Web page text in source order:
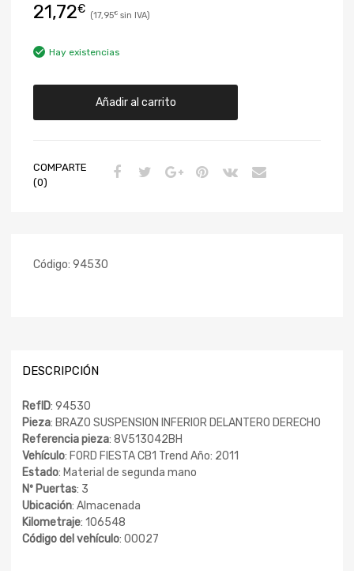
21,72€ 17,95€
Hay existencias
Añadir al carrito
COMPARTE
(0)
Código: 94530
DESCRIPCIÓN
RefID: 94530
Pieza: BRAZO SUSPENSION INFERIOR DELANTERO DERECHO
Referencia pieza: 8V513042BH
Vehículo: FORD FIESTA CB1 Trend Año: 2011
Estado: Material de segunda mano
Nº Puertas: 3
Ubicación: Almacenada
Kilometraje: 106548
Código del vehículo: 00027